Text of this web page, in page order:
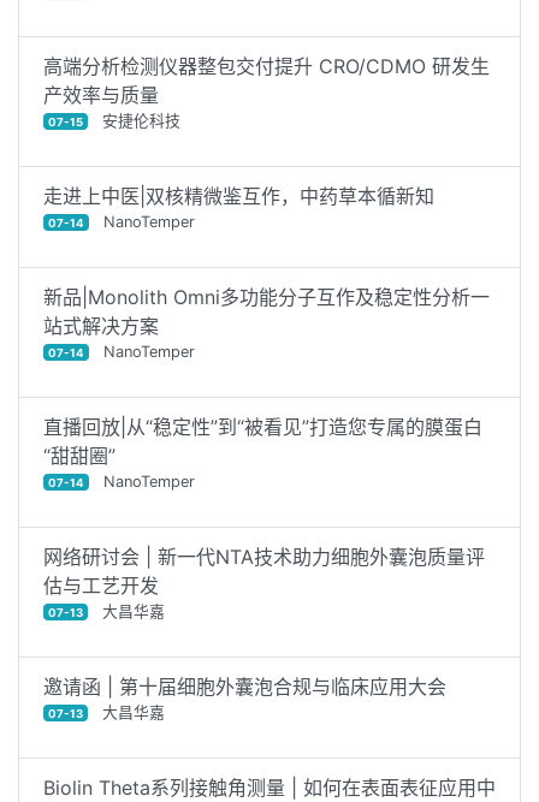
高端分析检测仪器整包交付提升 CRO/CDMO 研发生
产效率与质量
07-15 安捷伦科技
走进上中医|双核精微鉴互作，中药草本循新知
07-14 NanoTemper
新品|Monolith Omni多功能分子互作及稳定性分析一
站式解决方案
07-14 NanoTemper
直播回放|从“稳定性”到“被看见”打造您专属的膜蛋白
“甜甜圈”
07-14 NanoTemper
网络研讨会 | 新一代NTA技术助力细胞外囊泡质量评
估与工艺开发
07-13 大昌华嘉
邀请函 | 第十届细胞外囊泡合规与临床应用大会
07-13 大昌华嘉
Biolin Theta系列接触角测量 | 如何在表面表征应用中